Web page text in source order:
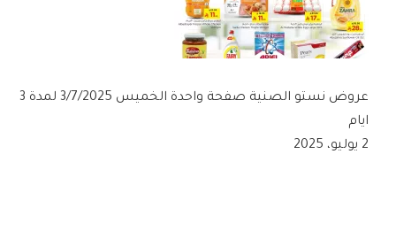
عروض نستو الصنية صفحة واحدة الخميس 3/7/2025 لمدة 3
ايام
2 يوليو، 2025